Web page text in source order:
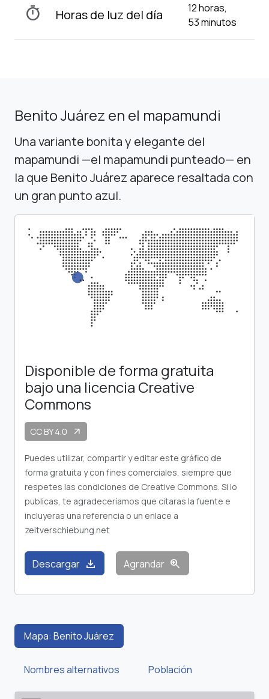
timer Horas de luz del día
12 horas,
53 minutos
Benito Juárez en el mapamundi
Una variante bonita y elegante del
mapamundi —el mapamundi punteado— en
la que Benito Juárez aparece resaltada con
un gran punto azul.
Disponible de forma gratuita
bajo una licencia Creative
Commons
CC BY 4.0 arrow_outward
Puedes utilizar, compartir y editar este gráfico de
forma gratuita y con fines comerciales, siempre que
respetes las condiciones de Creative Commons. Si lo
publicas, te agradeceríamos que citaras la fuente e
incluyeras una referencia o un enlace a
zeitverschiebung.net
Descargar download Agrandar zoom_in
Mapa: Benito Juárez
Nombres alternativos Población